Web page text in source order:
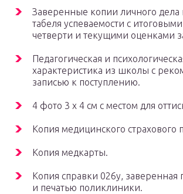
Заверенные копии личного
табеля успеваемости с
четверти и текущими оценками
Педагогическая и
характеристика из школы с
записью к поступлению.
4 фото 3 х 4 см с местом для
Копия медицинского страхового
Копия медкарты.
Копия справки 026у, заверенная
и печатью поликлиники.